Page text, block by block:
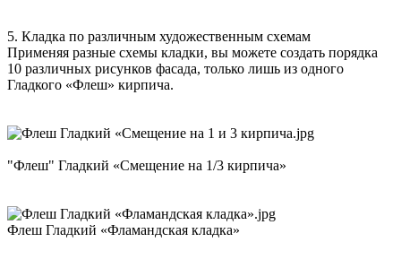
5. Кладка по различным художественным схемам
Применяя разные схемы кладки, вы можете создать порядка
10 различных рисунков фасада, только лишь из одного
Гладкого «Флеш» кирпича.
"Флеш" Гладкий «Смещение на 1/3 кирпича»
Флеш Гладкий «Фламандская кладка»